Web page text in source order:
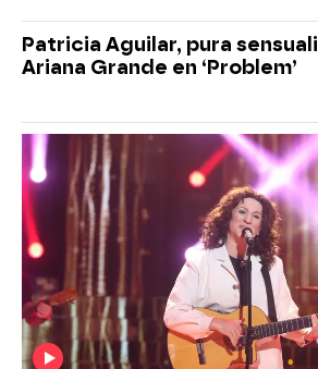
Patricia Aguilar, pura
Ariana Grande en ‘Problem’